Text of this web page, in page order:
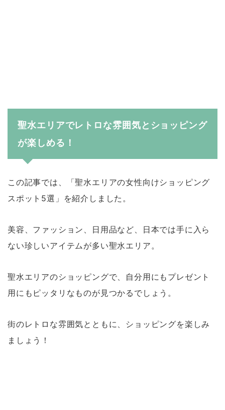
聖水エリアでレトロな雰囲気とショッピング
が楽しめる！
この記事では、「聖水エリアの女性向けショッピング
スポット5選」を紹介しました。
美容、ファッション、日用品など、日本では手に入ら
ない珍しいアイテムが多い聖水エリア。
聖水エリアのショッピングで、自分用にもプレゼント
用にもピッタリなものが見つかるでしょう。
街のレトロな雰囲気とともに、ショッピングを楽しみ
ましょう！